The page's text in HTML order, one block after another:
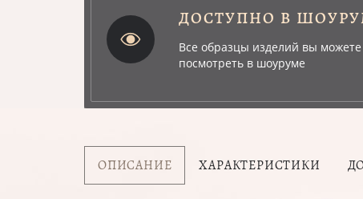
ДОСТУПНО В
Все образцы изделий вы можете
посмотреть в шоуруме
ОПИСАНИЕ ХАРАКТЕРИСТИКИ